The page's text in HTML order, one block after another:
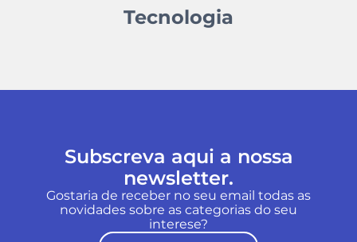
Tecnologia
Subscreva aqui a nossa
newsletter.
Gostaria de receber no seu email todas as
novidades sobre as categorias do seu
interese?